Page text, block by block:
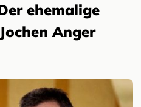
ehemalige
Anger